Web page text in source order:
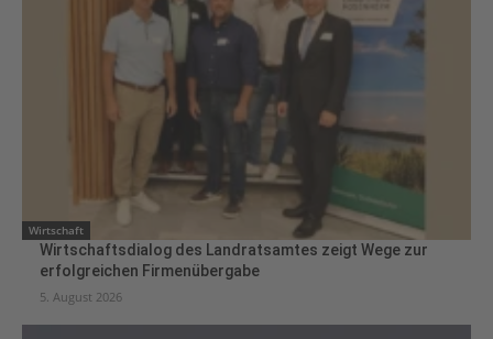
Wirtschaft
Wirtschaftsdialog des Landratsamtes zeigt Wege zur
erfolgreichen Firmenübergabe
5. August 2026